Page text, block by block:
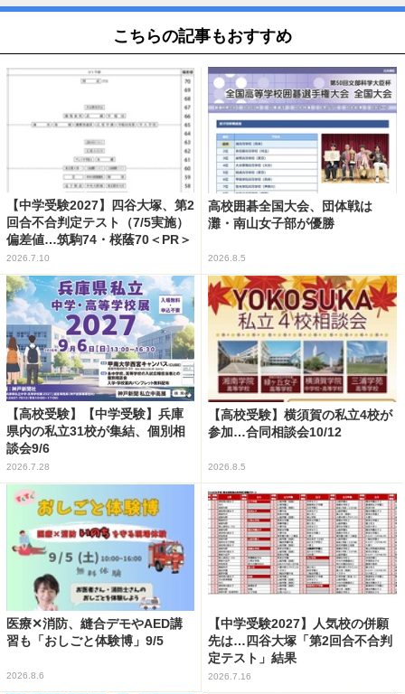
こちらの記事もおすすめ
【中学受験2027】四谷大塚、第2
回合不合判定テスト（7/5実施）
偏差値…筑駒74・桜蔭70＜PR＞
2026.7.10
高校囲碁全国大会、団体戦は
灘・南山女子部が優勝
2026.8.5
【高校受験】【中学受験】兵庫
県内の私立31校が集結、個別相
談会9/6
2026.7.28
【高校受験】横須賀の私立4校が
参加…合同相談会10/12
2026.8.5
医療✕消防、縫合デモやAED講
習も「おしごと体験博」9/5
2026.8.6
【中学受験2027】人気校の併願
先は…四谷大塚「第2回合不合判
定テスト」結果
2026.7.16